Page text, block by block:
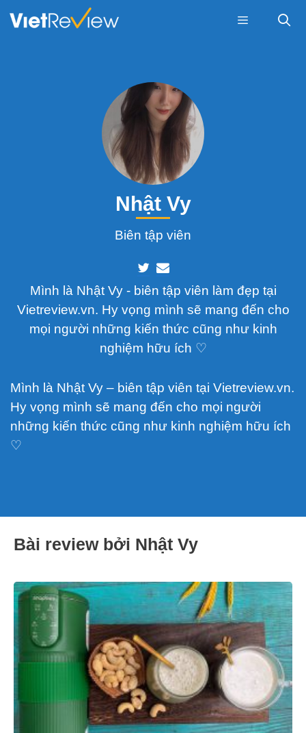
Nhật Vy
Biên tập viên
Mình là Nhật Vy - biên tập viên làm đẹp tại
Vietreview.vn. Hy vọng mình sẽ mang đến cho
mọi người những kiến thức cũng như kinh
nghiệm hữu ích ♡
Mình là Nhật Vy – biên tập viên tại Vietreview.vn.
Hy vọng mình sẽ mang đến cho mọi người
những kiến thức cũng như kinh nghiệm hữu ích
♡
Bài review bởi Nhật Vy